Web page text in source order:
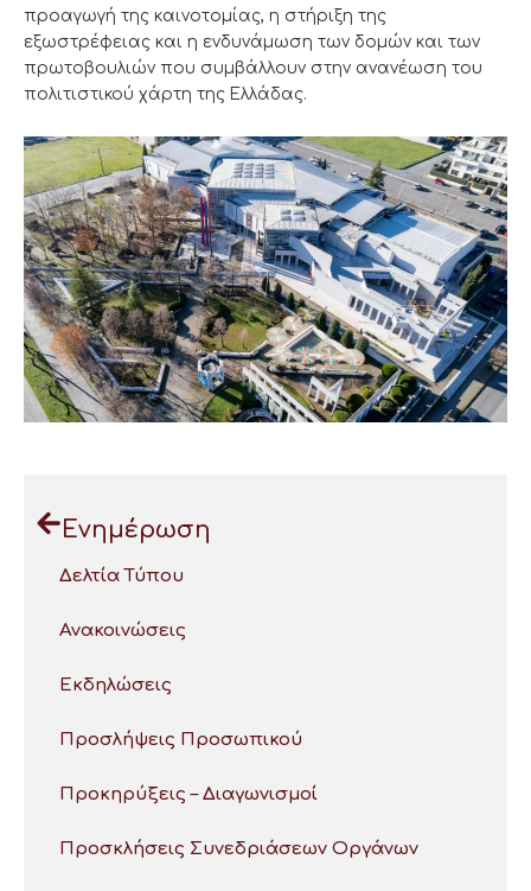
προαγωγή της καινοτομίας, η στήριξη της
εξωστρέφειας και η ενδυνάμωση των δομών και των
πρωτοβουλιών που συμβάλλουν στην ανανέωση του
πολιτιστικού χάρτη της Ελλάδας.
Ενημέρωση
Δελτία Τύπου
Ανακοινώσεις
Εκδηλώσεις
Προσλήψεις Προσωπικού
Προκηρύξεις – Διαγωνισμοί
Προσκλήσεις Συνεδριάσεων Οργάνων